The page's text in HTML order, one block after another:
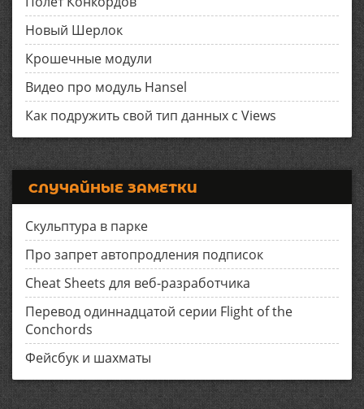
Новый Шерлок
Крошечные модули
Видео про модуль Hansel
Как подружить свой тип данных с Views
СЛУЧАЙНЫЕ ЗАМЕТКИ
Скульптура в парке
Про запрет автопродления подписок
Cheat Sheets для веб-разработчика
Перевод одиннадцатой серии Flight of the
Conchords
Фейсбук и шахматы